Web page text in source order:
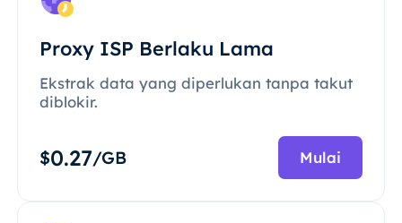
Proxy ISP Berlaku Lama
Ekstrak data yang diperlukan tanpa takut
diblokir.
$0.27/GB Mulai